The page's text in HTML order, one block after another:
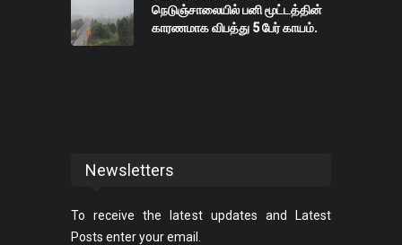
நெடுஞ்சாலையில் பனி மூட்டத்தின்
காரணமாக விபத்து 5 பேர் காயம்.
Newsletters
To receive the latest updates and Latest
Posts enter your email.